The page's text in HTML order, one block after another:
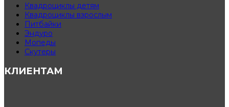
Квадроциклы детям
Квадроциклы взрослым
Питбайки
Эндуро
Мопеды
Скутеры
КЛИЕНТАМ